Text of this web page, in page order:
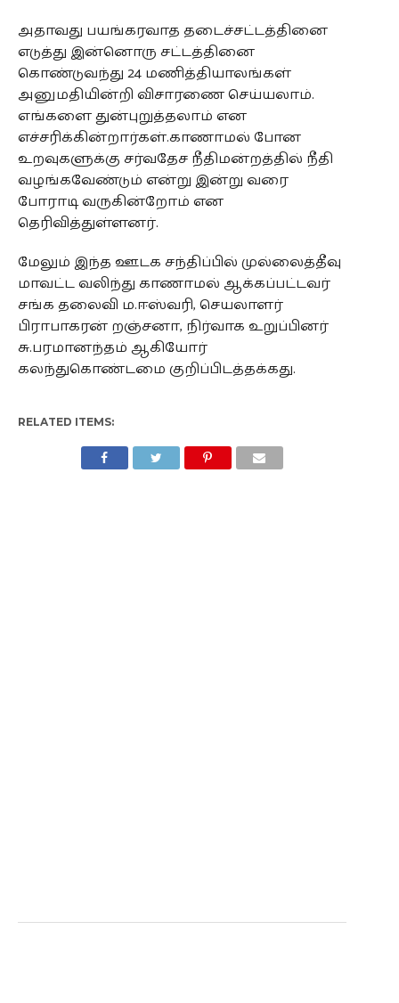
அதாவது பயங்கரவாத தடைச்சட்டத்தினை
எடுத்து இன்னொரு சட்டத்தினை
கொண்டுவந்து 24 மணித்தியாலங்கள்
அனுமதியின்றி விசாரணை செய்யலாம்.
எங்களை துன்புறுத்தலாம் என
எச்சரிக்கின்றார்கள்.காணாமல் போன
உறவுகளுக்கு சர்வதேச நீதிமன்றத்தில் நீதி
வழங்கவேண்டும் என்று இன்று வரை
போராடி வருகின்றோம் என
தெரிவித்துள்ளனர்.
மேலும் இந்த ஊடக சந்திப்பில் முல்லைத்தீவு
மாவட்ட வலிந்து காணாமல் ஆக்கப்பட்டவர்
சங்க தலைவி ம.ஈஸ்வரி, செயலாளர்
பிராபாகரன் றஞ்சனா, நிர்வாக உறுப்பினர்
சு.பரமானந்தம் ஆகியோர்
கலந்துகொண்டமை குறிப்பிடத்தக்கது.
RELATED ITEMS: